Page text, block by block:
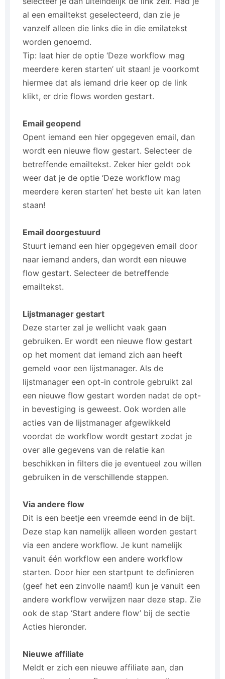
al een emailtekst geselecteerd, dan zie je
vanzelf alleen die links die in die emilatekst
worden genoemd.
Tip: laat hier de optie ‘Deze workflow mag
meerdere keren starten’ uit staan! je voorkomt
hiermee dat als iemand drie keer op de link
klikt, er drie flows worden gestart.
Email geopend
Opent iemand een hier opgegeven email, dan
wordt een nieuwe flow gestart. Selecteer de
betreffende emailtekst. Zeker hier geldt ook
weer dat je de optie ‘Deze workflow mag
meerdere keren starten’ het beste uit kan laten
staan!
Email doorgestuurd
Stuurt iemand een hier opgegeven email door
naar iemand anders, dan wordt een nieuwe
flow gestart. Selecteer de betreffende
emailtekst.
Lijstmanager gestart
Deze starter zal je wellicht vaak gaan
gebruiken. Er wordt een nieuwe flow gestart
op het moment dat iemand zich aan heeft
gemeld voor een lijstmanager. Als de
lijstmanager een opt-in controle gebruikt zal
een nieuwe flow gestart worden nadat de opt-
in bevestiging is geweest. Ook worden alle
acties van de lijstmanager afgewikkeld
voordat de workflow wordt gestart zodat je
over alle gegevens van de relatie kan
beschikken in filters die je eventueel zou willen
gebruiken in de verschillende stappen.
Via andere flow
Dit is een beetje een vreemde eend in de bijt.
Deze stap kan namelijk alleen worden gestart
via een andere workflow. Je kunt namelijk
vanuit één workflow een andere workflow
starten. Door hier een startpunt te definieren
(geef het een zinvolle naam!) kun je vanuit een
andere workflow verwijzen naar deze stap. Zie
ook de stap ‘Start andere flow’ bij de sectie
Acties hieronder.
Nieuwe affiliate
Meldt er zich een nieuwe affiliate aan, dan